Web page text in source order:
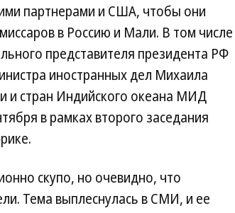
партнерами и США, чтобы они
в Россию и Мали. В том числе
представителя президента РФ
иностранных дел Михаила
и стран Индийского океана МИД
в рамках второго заседания
скупо, но очевидно, что
Тема выплеснулась в СМИ, и ее